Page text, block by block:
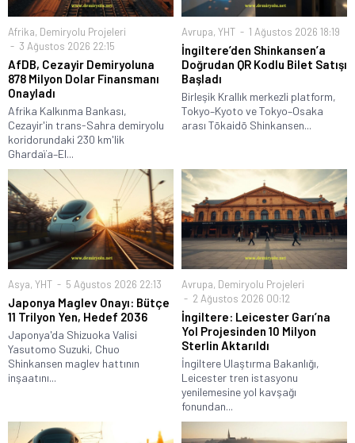
Afrika, Demiryolu Projeleri
3 Ağustos 2026 22:15
AfDB, Cezayir Demiryoluna
878 Milyon Dolar Finansmanı
Onayladı
Afrika Kalkınma Bankası,
Cezayir'in trans-Sahra demiryolu
koridorundaki 230 km'lik
Ghardaïa–El...
Avrupa, YHT 1 Ağustos 2026 18:19
İngiltere’den Shinkansen’a
Doğrudan QR Kodlu Bilet Satışı
Başladı
Birleşik Krallık merkezli platform,
Tokyo–Kyoto ve Tokyo–Osaka
arası Tōkaidō Shinkansen...
Asya, YHT 5 Ağustos 2026 22:13
Japonya Maglev Onayı: Bütçe
11 Trilyon Yen, Hedef 2036
Japonya'da Shizuoka Valisi
Yasutomo Suzuki, Chuo
Shinkansen maglev hattının
inşaatını...
Avrupa, Demiryolu Projeleri
2 Ağustos 2026 00:12
İngiltere: Leicester Garı’na
Yol Projesinden 10 Milyon
Sterlin Aktarıldı
İngiltere Ulaştırma Bakanlığı,
Leicester tren istasyonu
yenilemesine yol kavşağı
fonundan...